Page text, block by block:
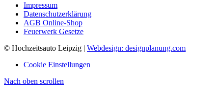
Impressum
Datenschutzerklärung
AGB Online-Shop
Feuerwerk Gesetze
© Hochzeitsauto Leipzig | Webdesign: designplanung.com
Cookie Einstellungen
Nach oben scrollen